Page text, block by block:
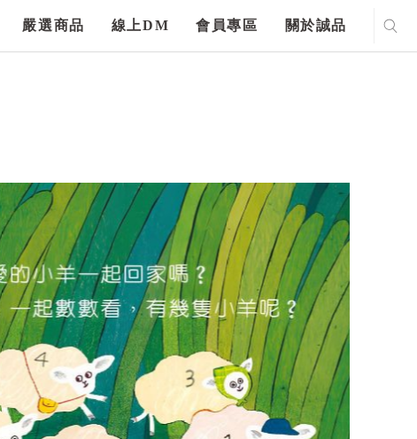
嚴選商品 線上DM 會員專區 關於誠品